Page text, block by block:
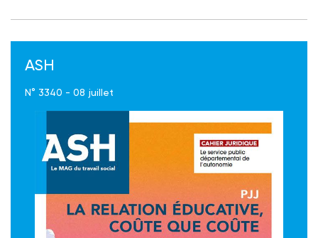
ASH
N° 3340 - 08 juillet